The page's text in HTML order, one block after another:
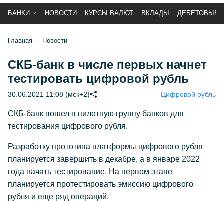
БАНКИ НОВОСТИ КУРСЫ ВАЛЮТ ВКЛАДЫ ДЕБЕТОВЫЕ
Главная Новости
СКБ-банк в числе первых начнет
тестировать цифровой рубль
30.06.2021 11:08 (мск+2) Цифровой рубль
СКБ-банк вошел в пилотную группу банков для
тестирования цифрового рубля.
Разработку прототипа платформы цифрового рубля
планируется завершить в декабре, а в январе 2022
года начать тестирование. На первом этапе
планируется протестировать эмиссию цифрового
рубля и еще ряд операций.